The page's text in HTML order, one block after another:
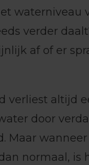
waterniveau
verder
af of er
verliest altijd
door
Maar
normaal, is